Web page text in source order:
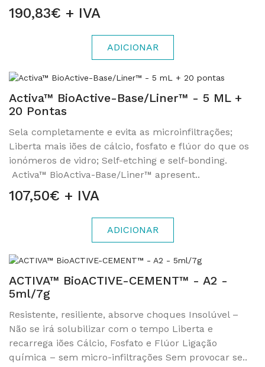
190,83€ + IVA
ADICIONAR
Activa™ BioActive-Base/Liner™ - 5 ML +
20 Pontas
Sela completamente e evita as microinfiltrações;
Liberta mais iões de cálcio, fosfato e flúor do que os
ionómeros de vidro; Self-etching e self-bonding.
Activa™ BioActiva-Base/Liner™ apresent..
107,50€ + IVA
ADICIONAR
ACTIVA™ BioACTIVE-CEMENT™ - A2 -
5ml/7g
Resistente, resiliente, absorve choques Insolúvel –
Não se irá solubilizar com o tempo Liberta e
recarrega iões Cálcio, Fosfato e Flúor Ligação
química – sem micro-infiltrações Sem provocar se..